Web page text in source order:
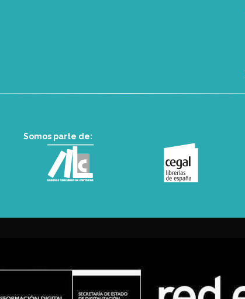
Somos parte de: